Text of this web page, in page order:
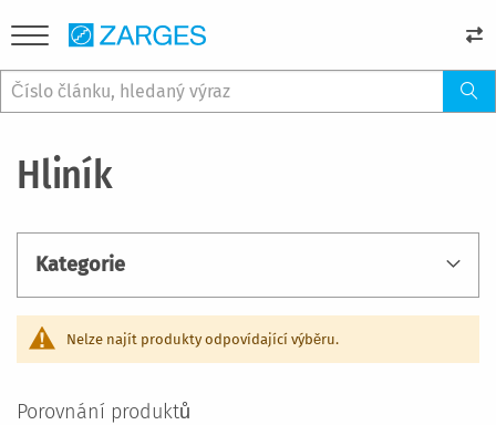
Hliník
Nelze najít produkty odpovídající výběru.
Kategorie
Porovnání produktů